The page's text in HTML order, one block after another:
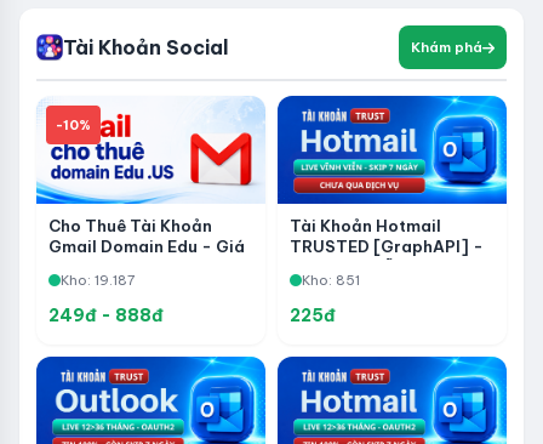
Tài Khoản Social Khám phá
-10%
Cho Thuê Tài Khoản
Gmail Domain Edu - Giá
Kho: 19.187
249đ - 888đ
Tài Khoản Hotmail
TRUSTED [GraphAPI] -
Days - Chưa Qua Dịch Vụ
Kho: 851
225đ